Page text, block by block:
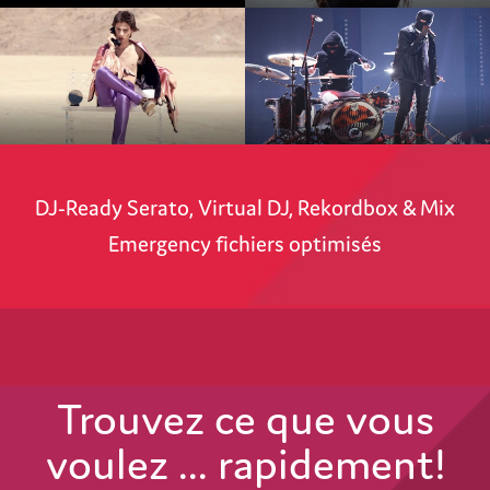
DJ-Ready Serato, Virtual DJ, Rekordbox & Mix
Emergency fichiers optimisés
Trouvez ce que vous
voulez ... rapidement!